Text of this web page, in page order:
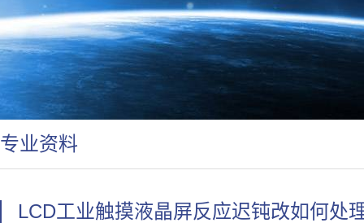
专业资料
LCD工业触摸液晶屏反应迟钝改如何处